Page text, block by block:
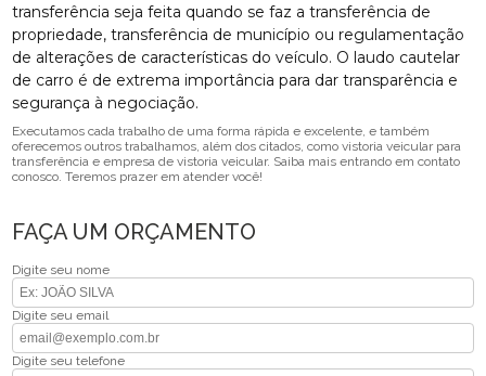
transferência seja feita quando se faz a transferência de
propriedade, transferência de município ou regulamentação
de alterações de características do veículo. O laudo cautelar
de carro é de extrema importância para dar transparência e
segurança à negociação.
Executamos cada trabalho de uma forma rápida e excelente, e também
oferecemos outros trabalhamos, além dos citados, como vistoria veicular para
transferência e empresa de vistoria veicular. Saiba mais entrando em contato
conosco. Teremos prazer em atender você!
FAÇA UM ORÇAMENTO
Digite seu nome
Digite seu email
Digite seu telefone